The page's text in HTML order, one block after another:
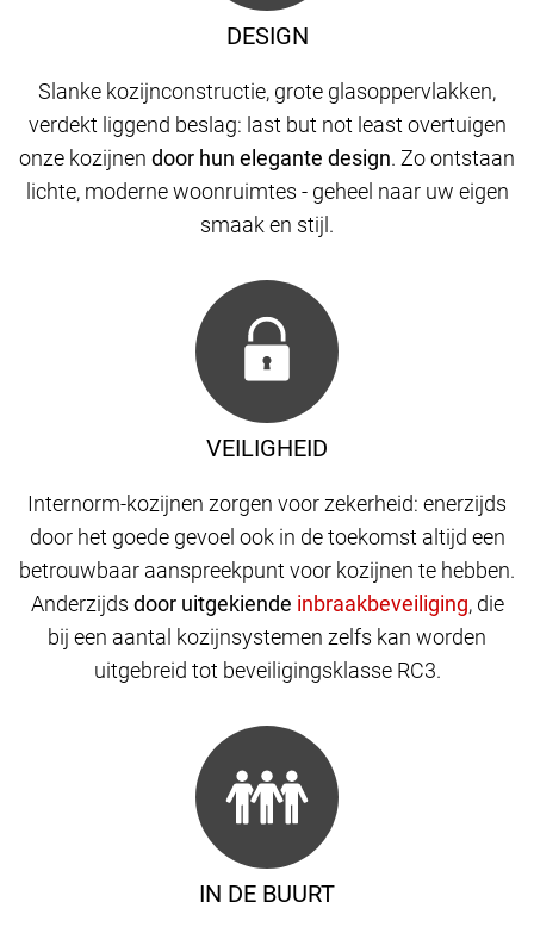
DESIGN
Slanke kozijnconstructie, grote glasoppervlakken,
verdekt liggend beslag: last but not least overtuigen
onze kozijnen door hun elegante design. Zo ontstaan
​​lichte, moderne woonruimtes - geheel naar uw eigen
smaak en stijl.
IN DE BUURT
VEILIGHEID
Internorm-kozijnen zorgen voor zekerheid: enerzijds
door het goede gevoel ook in de toekomst altijd een
betrouwbaar aanspreekpunt voor kozijnen te hebben.
Anderzijds door uitgekiende , die
bij een aantal kozijnsystemen zelfs kan worden
uitgebreid tot beveiligingsklasse RC3.